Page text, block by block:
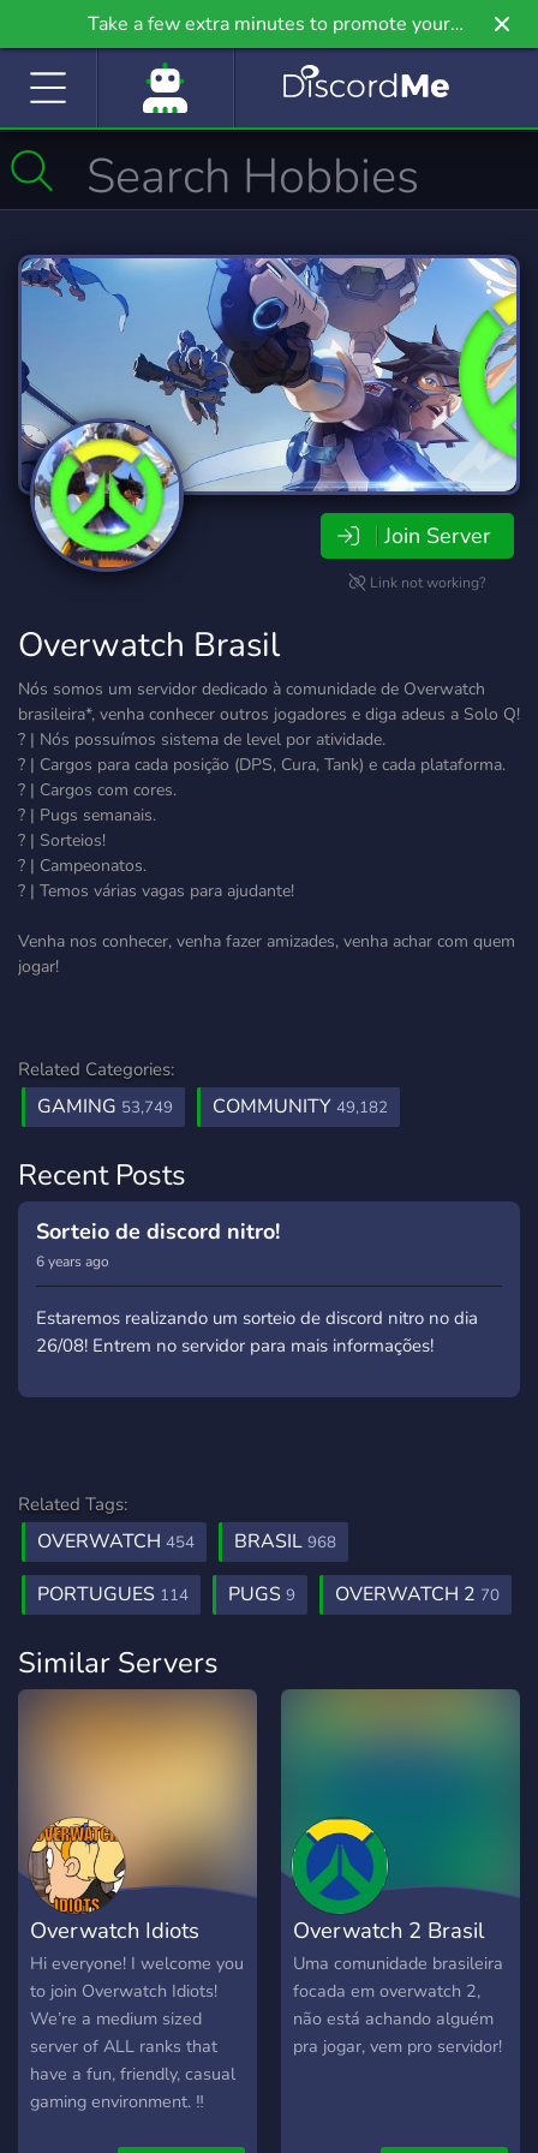
Take a few extra minutes to promote your
community even further on Griv.io, our newest
Join Server
Link not working?
Overwatch Brasil
Nós somos um servidor dedicado à comunidade de Overwatch
brasileira*, venha conhecer outros jogadores e diga adeus a Solo Q!
? | Nós possuímos sistema de level por atividade.
? | Cargos para cada posição (DPS, Cura, Tank) e cada plataforma.
? | Cargos com cores.
? | Pugs semanais.
? | Sorteios!
? | Campeonatos.
? | Temos várias vagas para ajudante!
Venha nos conhecer, venha fazer amizades, venha achar com quem
jogar!
Related Categories:
GAMING 53,749 COMMUNITY 49,182
Recent Posts
Sorteio de discord nitro!
6 years ago
Estaremos realizando um sorteio de discord nitro no dia
26/08! Entrem no servidor para mais informações!
Related Tags:
OVERWATCH 454 BRASIL 968
PORTUGUES 114 PUGS 9 OVERWATCH 2 70
Similar Servers
Overwatch Idiots
Hi everyone! I welcome you
to join Overwatch Idiots!
We’re a medium sized
server of ALL ranks that
have a fun, friendly, casual
gaming environment. ‼️
Overwatch 2 Brasil
Uma comunidade brasileira
focada em overwatch 2,
não está achando alguém
pra jogar, vem pro servidor!